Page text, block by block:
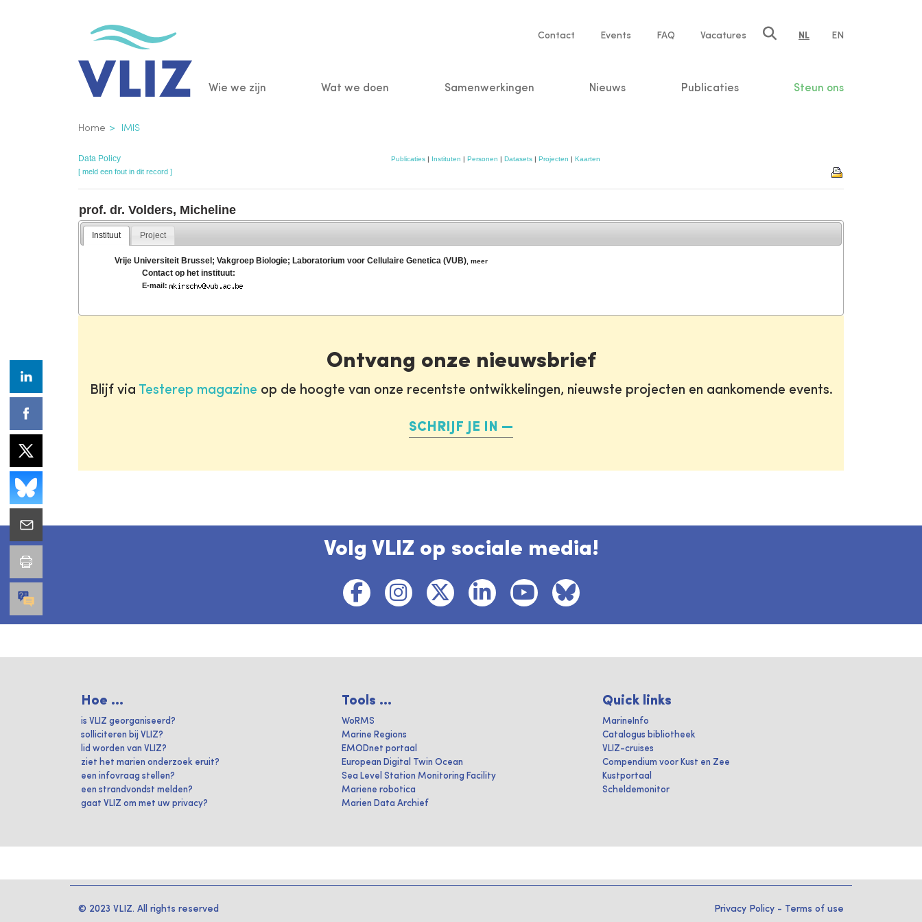
Service
Contact Events FAQ Vacatures NL EN
Main
Wie we zijn Wat we doen Samenwerkingen Nieuws Publicaties Steun ons
Kruimelpad
Home IMIS
Data Policy Publicaties| Instituten | Personen | Datasets| Projecten | Kaarten
[ meld een fout in dit record ]
prof. dr. Volders, Micheline
Instituut Project
Vrije Universiteit Brussel; Vakgroep Biologie; Laboratorium voor Cellulaire Genetica (VUB) ,meer
Contact op het instituut:
E-mail:
Ontvang onze nieuwsbrief
Blijf via Testerep magazine op de hoogte van onze recentste ontwikkelingen, nieuwste projecten en aankomende events.
SCHRIJF JE IN
Volg VLIZ op sociale media!
Hoe ...
is VLIZ georganiseerd?
solliciteren bij VLIZ?
lid worden van VLIZ?
ziet het marien onderzoek eruit?
een infovraag stellen?
een strandvondst melden?
gaat VLIZ om met uw privacy?
Tools ...
WoRMS
Marine Regions
EMODnet portaal
European Digital Twin Ocean
Sea Level Station Monitoring Facility
Mariene robotica
Marien Data Archief
Quick links
MarineInfo
Catalogus bibliotheek
VLIZ-cruises
Compendium voor Kust en Zee
Kustportaal
Scheldemonitor
© 2023 VLIZ. All rights reserved Privacy Policy - Terms of use